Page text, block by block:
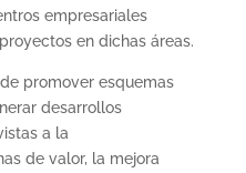
empresariales
en dichas áreas.
promover esquemas
desarrollos
a la
de valor, la mejora